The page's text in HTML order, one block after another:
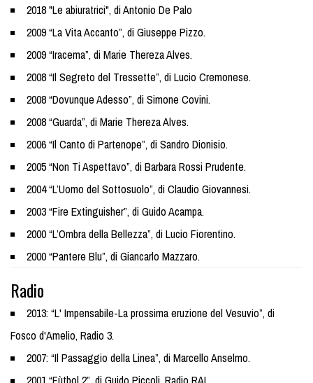
2018 "Le abiuratrici", di Antonio De Palo
2009 “La Vita Accanto”, di Giuseppe Pizzo.
2009 “Iracema”, di Marie Thereza Alves.
2008 “Il Segreto del Tressette”, di Lucio Cremonese.
2008 “Dovunque Adesso”, di Simone Covini.
2008 “Guarda”, di Marie Thereza Alves.
2006 “Il Canto di Partenope”, di Sandro Dionisio.
2005 “Non Ti Aspettavo”, di Barbara Rossi Prudente.
2004 “L’Uomo del Sottosuolo”, di Claudio Giovannesi.
2003 “Fire Extinguisher”, di Guido Acampa.
2000 “L’Ombra della Bellezza”, di Lucio Fiorentino.
2000 “Pantere Blu”, di Giancarlo Mazzaro.
Radio
2013: “L' Impensabile-La prossima eruzione del Vesuvio”, di
Fosco d'Amelio, Radio 3.
2007: “Il Passaggio della Linea”, di Marcello Anselmo.